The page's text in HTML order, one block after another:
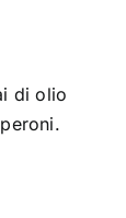
di olio